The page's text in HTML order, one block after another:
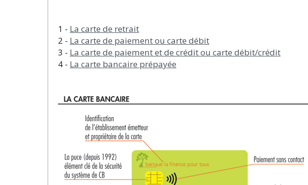
1 - La carte de retrait
2 - La carte de paiement ou carte débit
3 - La carte de paiement et de crédit ou carte débit/crédit
4 - La carte bancaire prépayée